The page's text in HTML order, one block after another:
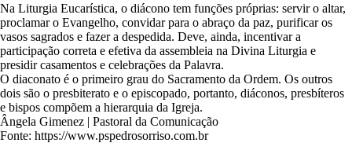
Na Liturgia Eucarística, o diácono tem funções próprias: servir o altar,
proclamar o Evangelho, convidar para o abraço da paz, purificar os
vasos sagrados e fazer a despedida. Deve, ainda, incentivar a
participação correta e efetiva da assembleia na Divina Liturgia e
presidir casamentos e celebrações da Palavra.
O diaconato é o primeiro grau do Sacramento da Ordem. Os outros
dois são o presbiterato e o episcopado, portanto, diáconos, presbíteros
e bispos compõem a hierarquia da Igreja.
Ângela Gimenez | Pastoral da Comunicação
Fonte: https://www.pspedrosorriso.com.br